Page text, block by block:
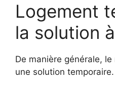
Logement
la solution
De manière générale,
une solution temporaire.